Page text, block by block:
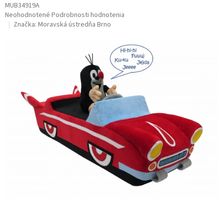
MUB34919A
Priemerné
hodnotenie
Neohodnotené Podrobnosti hodnotenia
Značka: Moravská ústredňa Brno